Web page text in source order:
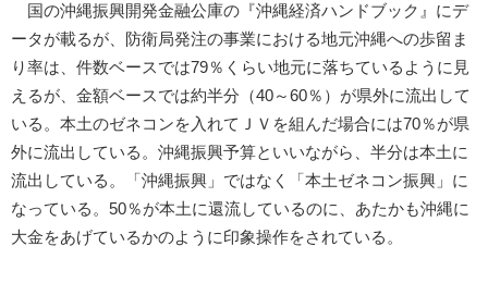
国の沖縄振興開発金融公庫の『沖縄経済ハンドブック』にデ
ータが載るが、防衛局発注の事業における地元沖縄への歩留ま
り率は、件数ベースでは79％くらい地元に落ちているように見
えるが、金額ベースでは約半分（40～60％）が県外に流出して
いる。本土のゼネコンを入れてＪＶを組んだ場合には70％が県
外に流出している。沖縄振興予算といいながら、半分は本土に
流出している。「沖縄振興」ではなく「本土ゼネコン振興」に
なっている。50％が本土に還流しているのに、あたかも沖縄に
大金をあげているかのように印象操作をされている。